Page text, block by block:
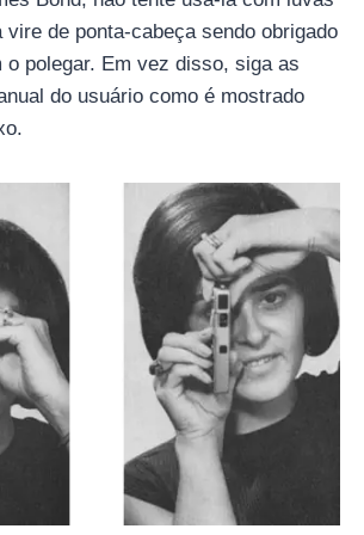
vire de ponta-cabeça sendo obrigado
o polegar. Em vez disso, siga as
do usuário como é mostrado